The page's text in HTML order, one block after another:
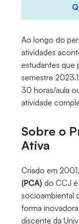
Ao longo do
atividades
estudantes que
semestre
30 horas/aula
atividade
Sobre o
Ativa
Criado em
(PCA) do CCJ
socioambiental
forma
discente da